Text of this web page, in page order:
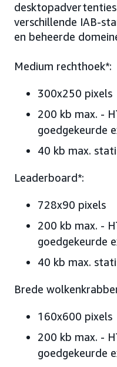
verschillende IAB-
en beheerde
Medium rechthoek*:
300x250 pixels
200 kb max. -
goedgekeurde
40 kb max.
Leaderboard*:
728x90 pixels
200 kb max. -
goedgekeurde
40 kb max.
Brede
160x600 pixels
200 kb max. -
goedgekeurde